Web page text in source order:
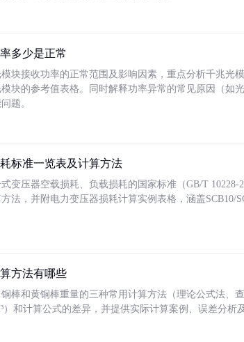
多少是正常
块接收功率的正常范围及影响因素，重点分析千兆光
块的参考值表格。同时解释功率异常的常见原因（如
题。
标准一览表及计算方法
变压器空载损耗、负载损耗的国家标准（GB/T
法，并附电力变压器损耗计算实例表格，涵盖SCB10/
方法有哪些
棒和黄铜棒重量的三种常用计算方法（理论公式法、
）和计算公式的差异，并提供实际计算案例、误差分析